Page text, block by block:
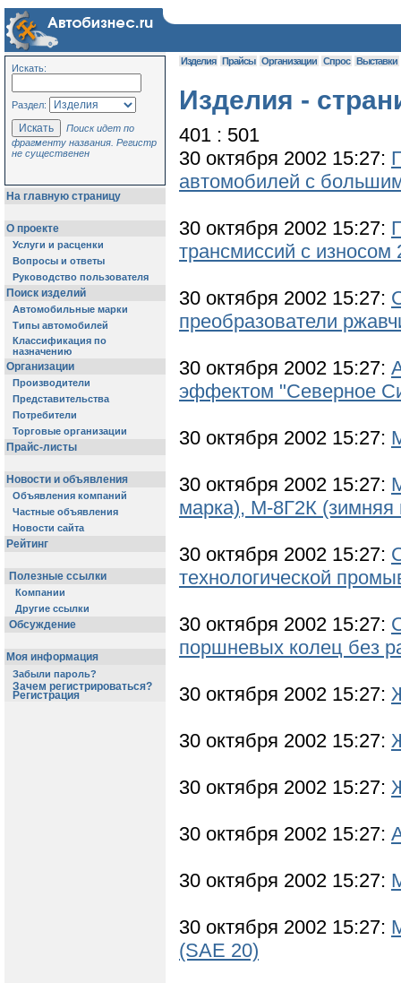
Искать:
Раздел:
Поиск идет по
фрагменту названия. Регистр
не существенен
На главную страницу
О проекте
Услуги и расценки
Вопросы и ответы
Руководство пользователя
Поиск изделий
Автомобильные марки
Типы автомобилей
Классификация по
назначению
Организации
Производители
Представительства
Потребители
Торговые организации
Прайс-листы
Новости и объявления
Объявления компаний
Частные объявления
Новости сайта
Рейтинг
Полезные ссылки
Компании
Другие ссылки
Обсуждение
Моя информация
Забыли пароль?
Зачем регистрироваться?
Регистрация
Изделия Прайсы Организации Спрос Выставки
Изделия -
401 : 501
30 октября 2002 15:27:
автомобилей с
30 октября 2002 15:27:
трансмиссий с износом
30 октября 2002 15:27:
преобразователи
30 октября 2002 15:27:
эффектом "Северное
30 октября 2002 15:27:
30 октября 2002 15:27:
марка), М-8Г2К (зимняя
30 октября 2002 15:27:
технологической
30 октября 2002 15:27:
поршневых колец без
30 октября 2002 15:27:
30 октября 2002 15:27:
30 октября 2002 15:27:
30 октября 2002 15:27:
30 октября 2002 15:27:
30 октября 2002 15:27:
(SAE 20)